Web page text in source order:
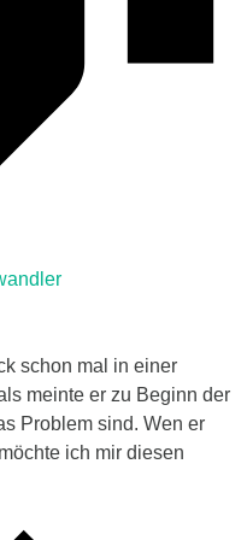
schon mal in einer
meinte er zu Beginn der
Problem sind. Wen er
ich mir diesen